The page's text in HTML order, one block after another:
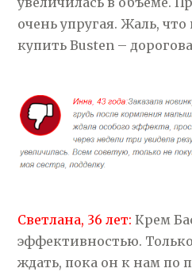
очень упругая. Жаль,
купить Busten –
Светлана, 36 лет: Крем
эффективностью.
ждать, пока он к нам по